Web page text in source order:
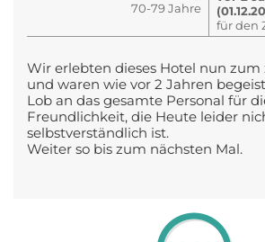
70-79 Jahre
für den
Wir erlebten dieses Hotel nun
und waren wie vor 2 Jahren
Lob an das gesamte Personal für
Freundlichkeit, die Heute leider
selbstverständlich ist.
Weiter so bis zum nächsten Mal.